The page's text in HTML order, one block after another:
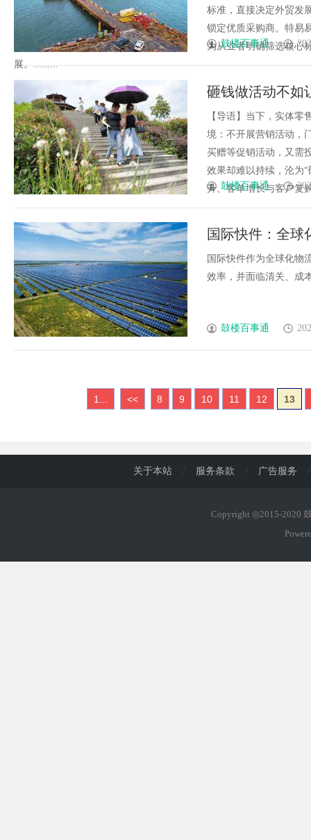
标准，直接决定外贸发
锁定优质采购商。特易
为从业者明确筛选核心
展。.........
鼓楼百事通
砸钱做活动不如
案赋能实体零售
【导语】当下，实体
境：不开展营销活动，
买赠等促销活动，又需
效果却难以持续，沦为
升、客单增长与客户复
鼓楼百事通
国际快件：全球
国际快件作为全球化物
效率，并面临清关、成
鼓楼百事通
1... << 8 9 10 11 12 13
关于本站 / 服务条款 / 广告服务 /
Copyright ◎2015-2020